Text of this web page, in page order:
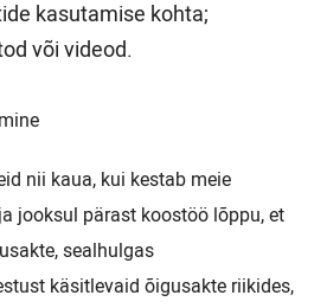
kasutamise kohta;
või videod.
nii kaua, kui kestab meie
jooksul pärast koostöö lõppu, et
sealhulgas
käsitlevaid õigusakte riikides,